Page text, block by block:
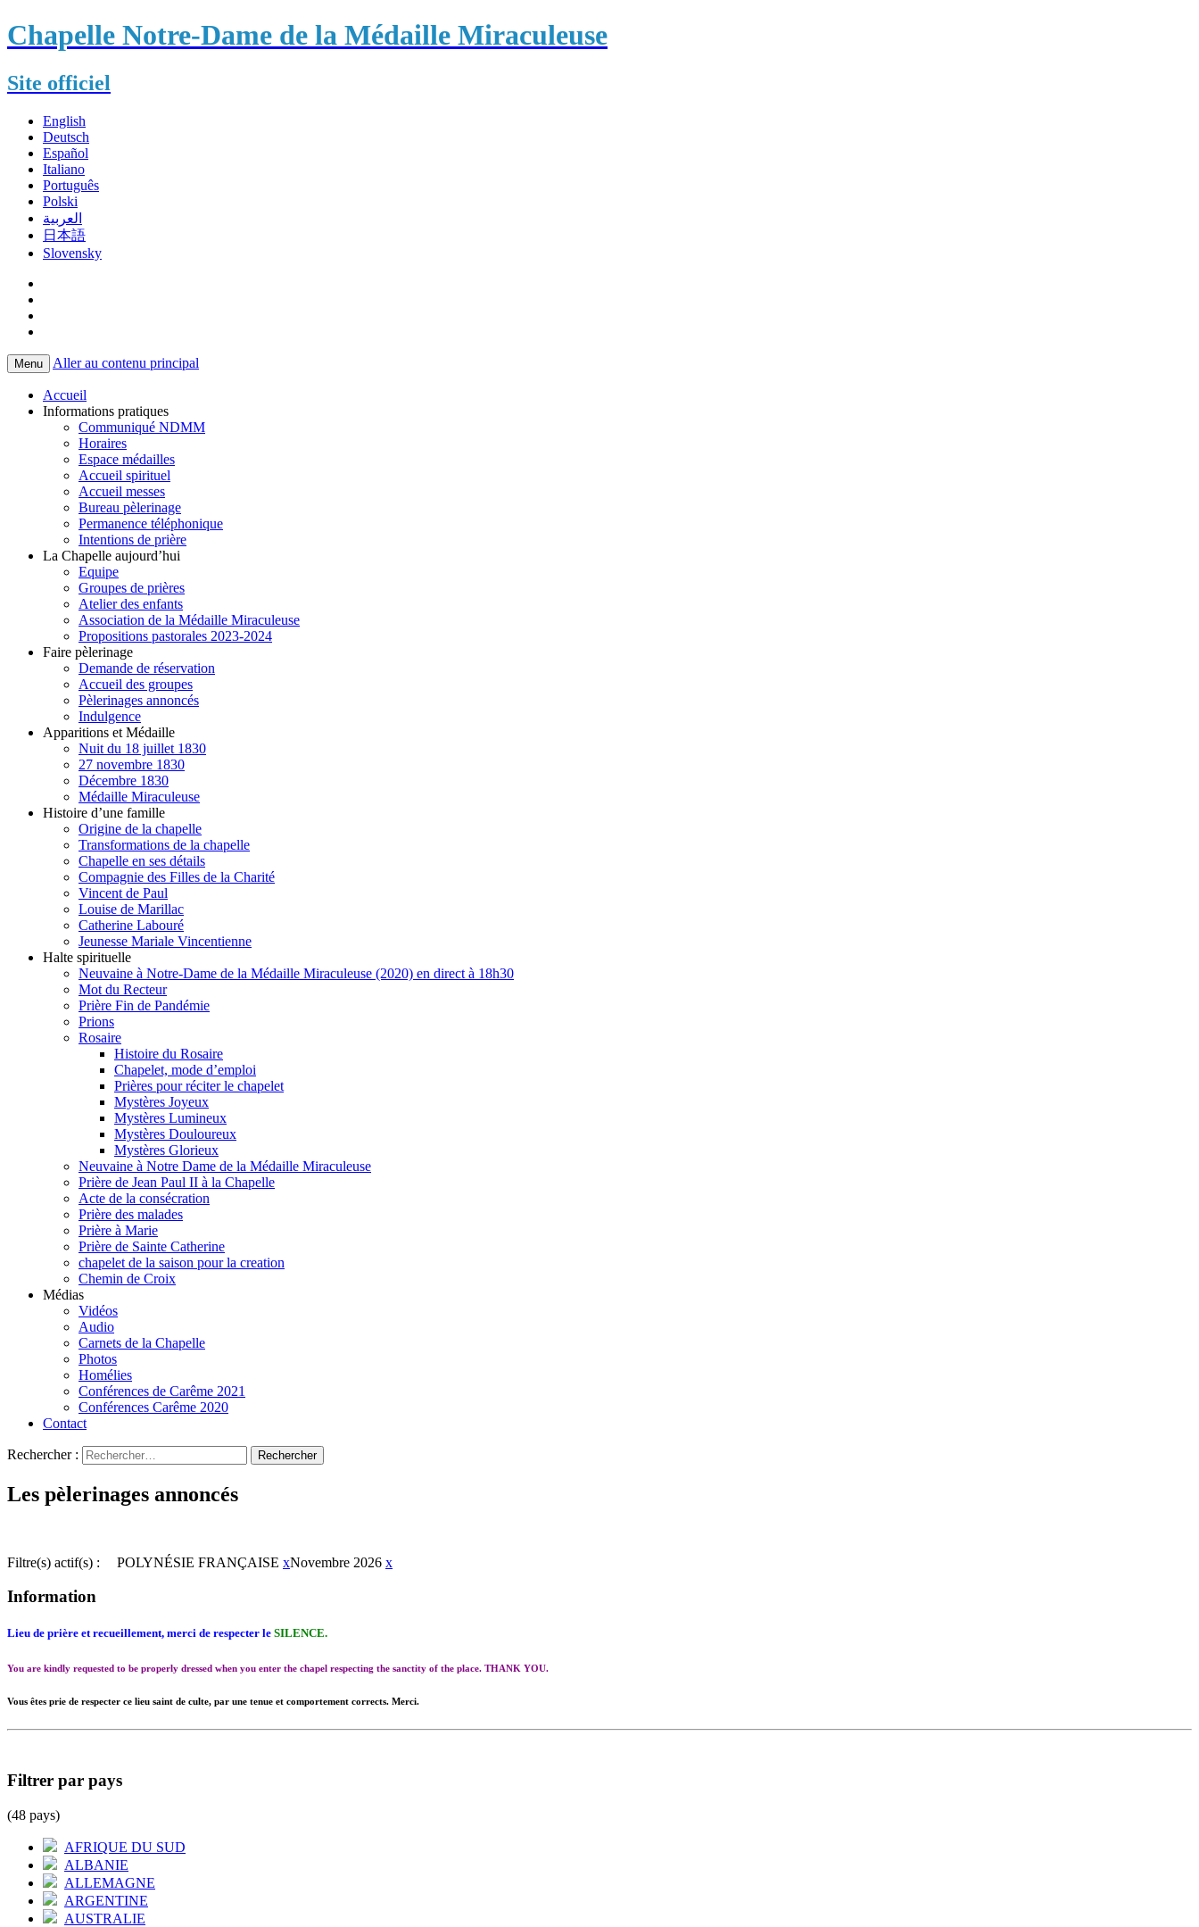
Chapelle Notre-Dame de la Médaille Miraculeuse
Site officiel
English
Deutsch
Español
Italiano
Português
Polski
العربية
日本語
Slovensky
Menu Aller au contenu principal
Accueil
Informations pratiques
Communiqué NDMM
Horaires
Espace médailles
Accueil spirituel
Accueil messes
Bureau pèlerinage
Permanence téléphonique
Intentions de prière
La Chapelle aujourd’hui
Equipe
Groupes de prières
Atelier des enfants
Association de la Médaille Miraculeuse
Propositions pastorales 2023-2024
Faire pèlerinage
Demande de réservation
Accueil des groupes
Pèlerinages annoncés
Indulgence
Apparitions et Médaille
Nuit du 18 juillet 1830
27 novembre 1830
Décembre 1830
Médaille Miraculeuse
Histoire d’une famille
Origine de la chapelle
Transformations de la chapelle
Chapelle en ses détails
Compagnie des Filles de la Charité
Vincent de Paul
Louise de Marillac
Catherine Labouré
Jeunesse Mariale Vincentienne
Halte spirituelle
Neuvaine à Notre-Dame de la Médaille Miraculeuse (2020) en direct à 18h30
Mot du Recteur
Prière Fin de Pandémie
Prions
Rosaire
Histoire du Rosaire
Chapelet, mode d’emploi
Prières pour réciter le chapelet
Mystères Joyeux
Mystères Lumineux
Mystères Douloureux
Mystères Glorieux
Neuvaine à Notre Dame de la Médaille Miraculeuse
Prière de Jean Paul II à la Chapelle
Acte de la consécration
Prière des malades
Prière à Marie
Prière de Sainte Catherine
chapelet de la saison pour la creation
Chemin de Croix
Médias
Vidéos
Audio
Carnets de la Chapelle
Photos
Homélies
Conférences de Carême 2021
Conférences Carême 2020
Contact
Rechercher :
Les pèlerinages annoncés
Filtre(s) actif(s) : POLYNÉSIE FRANÇAISE xNovembre 2026 x
Information
Lieu de prière et recueillement, merci de respecter le SILENCE.
You are kindly requested to be properly dressed when you enter the chapel respecting the sanctity of the place. THANK YOU.
Vous êtes prie de respecter ce lieu saint de culte, par une tenue et comportement corrects. Merci.
Filtrer par pays
(48 pays)
AFRIQUE DU SUD
ALBANIE
ALLEMAGNE
ARGENTINE
AUSTRALIE